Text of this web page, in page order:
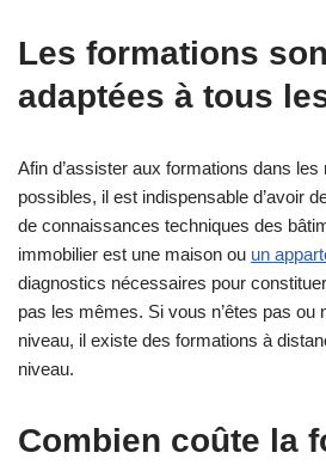
Les formations
adaptées à tous
Afin d’assister aux formations dans
possibles, il est indispensable d’avoir
de connaissances techniques des
immobilier est une maison ou un
diagnostics nécessaires pour
pas les mêmes. Si vous n’êtes pas ou
niveau, il existe des formations à
niveau.
Combien coûte la